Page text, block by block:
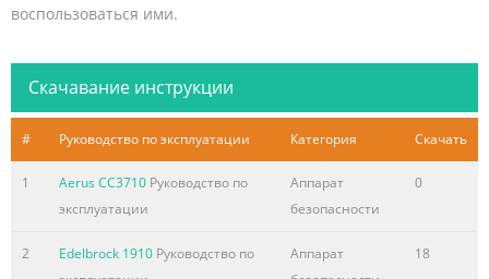
воспользоваться ими.
Скачавание инструкции
# Руководство по эксплуатации Категория Скачать
1 Aerus CC3710 Руководство по
эксплуатации
Аппарат
безопасности
0
2 Edelbrock 1910 Руководство по
Аппарат
18